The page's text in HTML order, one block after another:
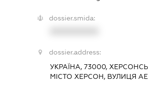
dossier.smida:
dossier.address:
УКРАЇНА, 73000,
МІСТО ХЕРСОН, ВУЛИЦЯ